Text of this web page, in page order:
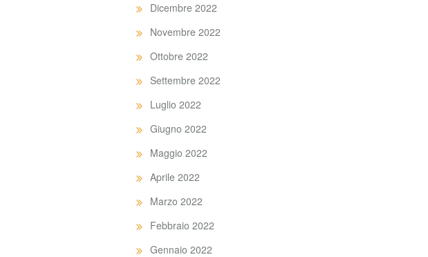
Dicembre 2022
Novembre 2022
Ottobre 2022
Settembre 2022
Luglio 2022
Giugno 2022
Maggio 2022
Aprile 2022
Marzo 2022
Febbraio 2022
Gennaio 2022